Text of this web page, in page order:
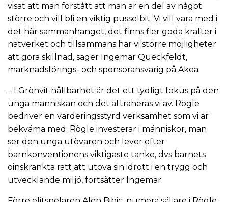
visat att man förstått att man är en del av något
större och vill bli en viktig pusselbit. Vi vill vara med i
det här sammanhanget, det finns fler goda krafter i
nätverket och tillsammans har vi större möjligheter
att göra skillnad, säger Ingemar Queckfeldt,
marknadsförings- och sponsoransvarig på Akea.
– I Grönvit hållbarhet är det ett tydligt fokus på den
unga människan och det attraheras vi av. Rögle
bedriver en värderingsstyrd verksamhet som vi är
bekväma med. Rögle investerar i människor, man
ser den unga utövaren och lever efter
barnkonventionens viktigaste tanke, dvs barnets
oinskränkta rätt att utöva sin idrott i en trygg och
utvecklande miljö, fortsätter Ingemar.